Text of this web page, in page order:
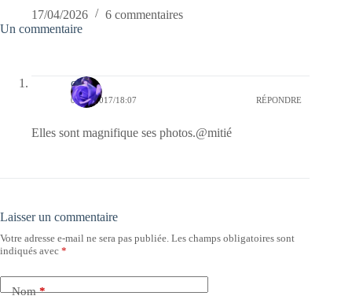
17/04/2026
6 commentaires
Un commentaire
covix
05/11/2017/18:07 RÉPONDRE
Elles sont magnifique ses photos.@mitié
Laisser un commentaire
Votre adresse e-mail ne sera pas publiée. Les champs obligatoires sont
indiqués avec *
Nom*